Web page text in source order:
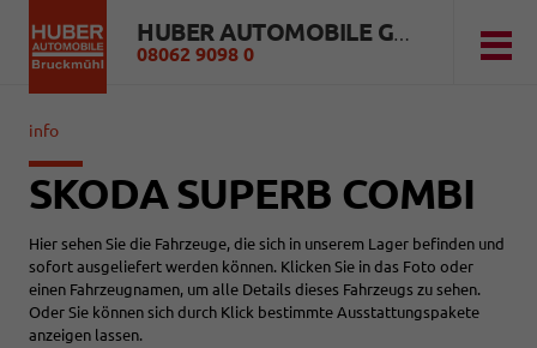
HUBER AUTOMOBILE GMBH
08062 9098 0
info
SKODA SUPERB COMBI
Hier sehen Sie die Fahrzeuge, die sich in unserem Lager befinden und
sofort ausgeliefert werden können. Klicken Sie in das Foto oder
einen Fahrzeugnamen, um alle Details dieses Fahrzeugs zu sehen.
Oder Sie können sich durch Klick bestimmte Ausstattungspakete
anzeigen lassen.